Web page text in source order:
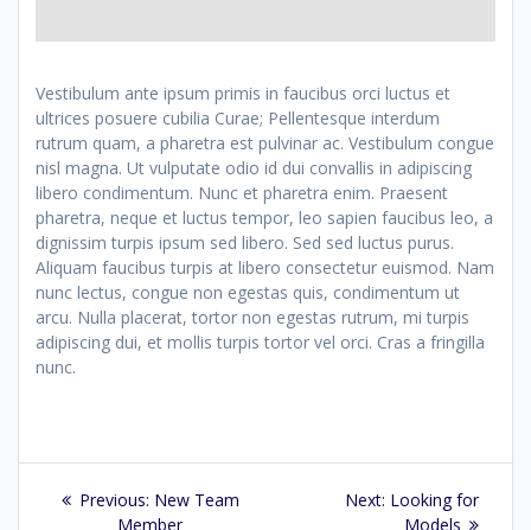
Vestibulum ante ipsum primis in faucibus orci luctus et
ultrices posuere cubilia Curae; Pellentesque interdum
rutrum quam, a pharetra est pulvinar ac. Vestibulum congue
nisl magna. Ut vulputate odio id dui convallis in adipiscing
libero condimentum. Nunc et pharetra enim. Praesent
pharetra, neque et luctus tempor, leo sapien faucibus leo, a
dignissim turpis ipsum sed libero. Sed sed luctus purus.
Aliquam faucibus turpis at libero consectetur euismod. Nam
nunc lectus, congue non egestas quis, condimentum ut
arcu. Nulla placerat, tortor non egestas rutrum, mi turpis
adipiscing dui, et mollis turpis tortor vel orci. Cras a fringilla
nunc.
PostPrevious: Previous
post:
New Team
Member
Next: Next
post:
Looking for
Models